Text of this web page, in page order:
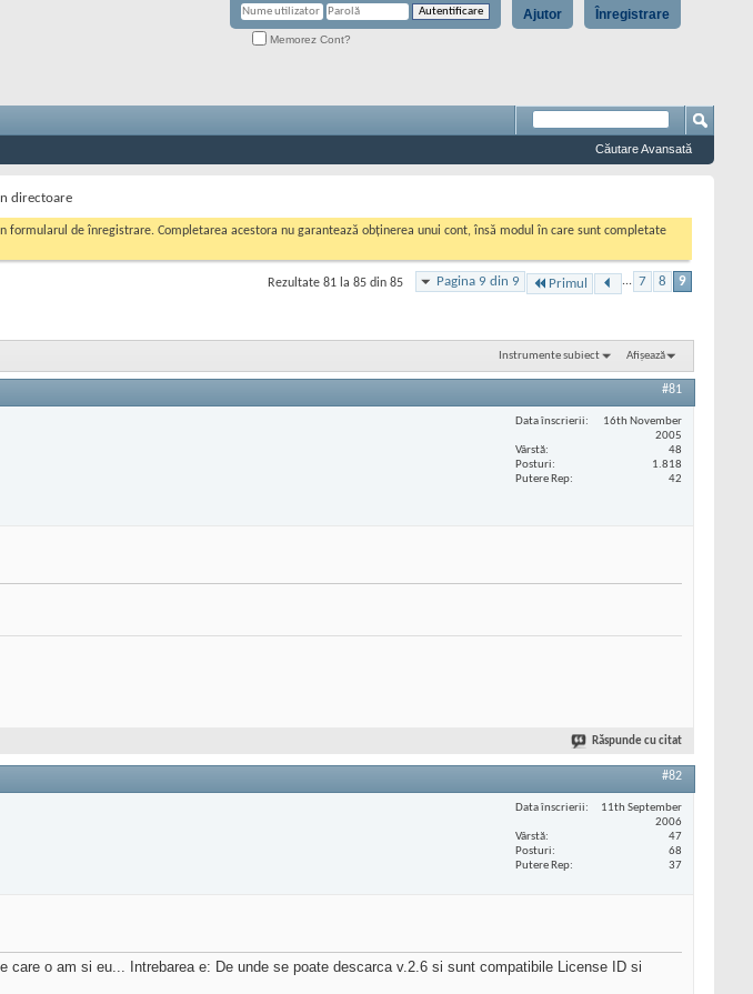
Înregistrare
Ajutor
Memorez Cont?
Căutare Avansată
directoare
formularul de înregistrare. Completarea acestora nu garantează obținerea unui cont, însă modul în care sunt completate
Pagina 9 din 9 Primul ... 7 8 9
Rezultate 81 la 85 din 85
Instrumente subiect Afișează
#81
Data înscrierii
16th November
2005
Vârstă
48
Posturi
1.818
Putere Rep
42
Răspunde cu citat
#82
Data înscrierii
11th September
2006
Vârstă
47
Posturi
68
Putere Rep
37
care o am si eu... Intrebarea e: De unde se poate descarca v.2.6 si sunt compatibile License ID si